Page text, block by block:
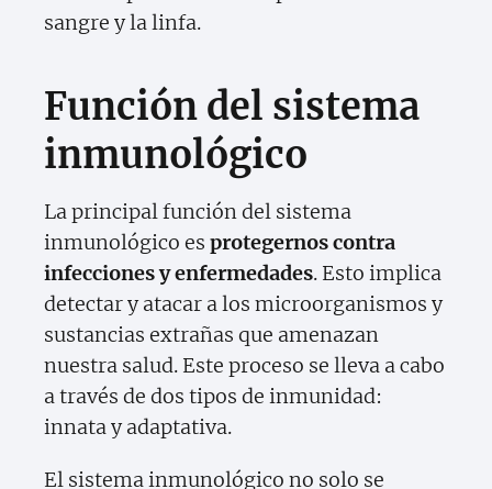
sangre y la linfa.
Función del sistema
inmunológico
La principal función del sistema
inmunológico es protegernos contra
infecciones y enfermedades. Esto implica
detectar y atacar a los microorganismos y
sustancias extrañas que amenazan
nuestra salud. Este proceso se lleva a cabo
a través de dos tipos de inmunidad:
innata y adaptativa.
El sistema inmunológico no solo se